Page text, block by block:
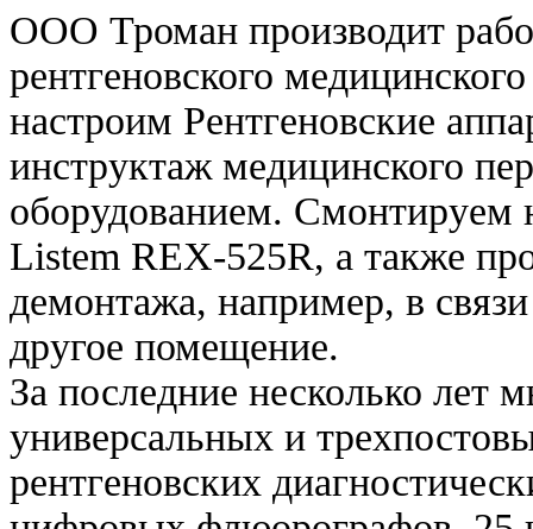
ООО Троман производит
рентгеновского
настроим Рентгеновские
инструктаж медицинского
оборудованием. Смонтируем
Listem REX-525R, а также
демонтажа, например, в
другое помещение.
За последние несколько лет
универсальных и
рентгеновских